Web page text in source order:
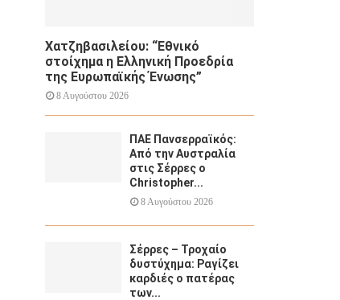
Χατζηβασιλείου: “Εθνικό
στοίχημα η Ελληνική Προεδρία
της Ευρωπαϊκής Ένωσης”
8 Αυγούστου 2026
ΠΑΕ Πανσερραϊκός:
Από την Αυστραλία
στις Σέρρες ο
Christopher...
8 Αυγούστου 2026
Σέρρες – Τροχαίο
δυστύχημα: Ραγίζει
καρδιές ο πατέρας
των...